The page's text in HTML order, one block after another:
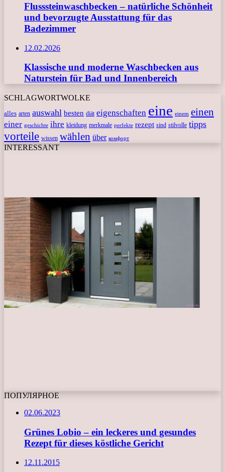
Flusssteinwaschbecken – natürliche Schönheit
und bevorzugte Ausstattung für das
Badezimmer
12.02.2026
Klassische und moderne Waschbecken aus
Naturstein für Bad und Innenbereich
SCHLAGWORTWOLKE
alles arten auswahl besten diät eigenschaften eine einem einen
einer geschichte ihre kleidung merkmale perfekte rezept sind stilvolle tipps
vorteile wissen wählen über комфорт
INTERESSANT
ПОПУЛЯРНОЕ
02.06.2023
Grünes Lobio – ein leckeres und gesundes
Rezept für dieses köstliche Gericht
12.11.2015